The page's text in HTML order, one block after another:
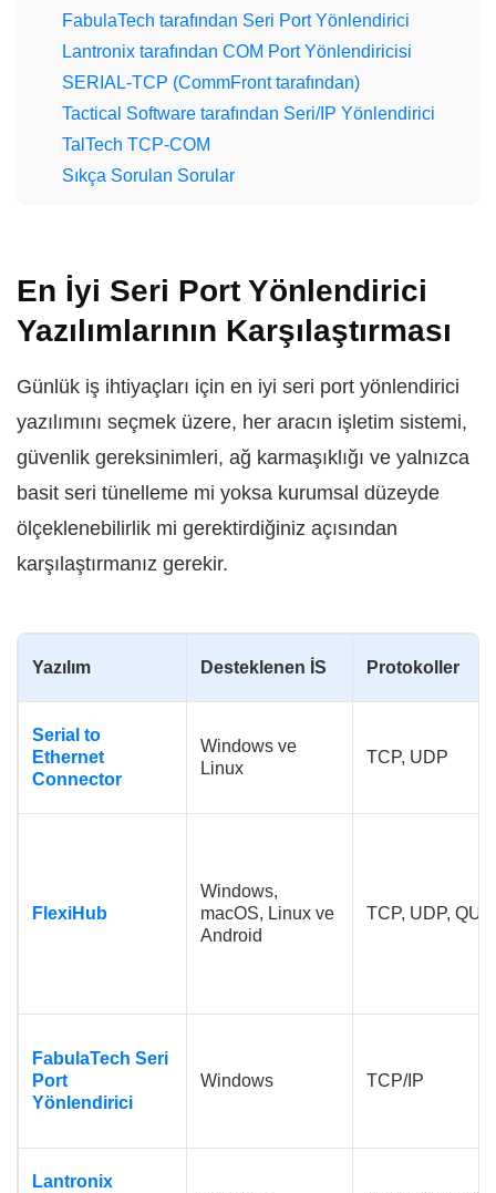
FabulaTech tarafından Seri Port Yönlendirici
Lantronix tarafından COM Port Yönlendiricisi
SERIAL-TCP (CommFront tarafından)
Tactical Software tarafından Seri/IP Yönlendirici
TalTech TCP-COM
Sıkça Sorulan Sorular
En İyi Seri Port Yönlendirici
Yazılımlarının Karşılaştırması
Günlük iş ihtiyaçları için en iyi seri port yönlendirici
yazılımını seçmek üzere, her aracın işletim sistemi,
güvenlik gereksinimleri, ağ karmaşıklığı ve yalnızca
basit seri tünelleme mi yoksa kurumsal düzeyde
ölçeklenebilirlik mi gerektirdiğiniz açısından
karşılaştırmanız gerekir.
Yazılım Desteklenen İS Protokoller
Serial to
Ethernet
Connector
Windows ve
Linux
TCP, UDP
FlexiHub
Windows,
macOS, Linux ve
Android
TCP, UDP,
FabulaTech Seri
Port
Yönlendirici
Windows TCP/IP
Lantronix